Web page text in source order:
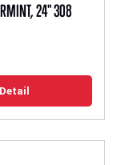
24" 308
Detail